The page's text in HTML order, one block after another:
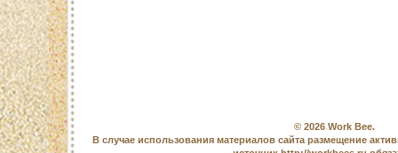
© 2026 Work Bee.
В случае использования материалов сайта размещение